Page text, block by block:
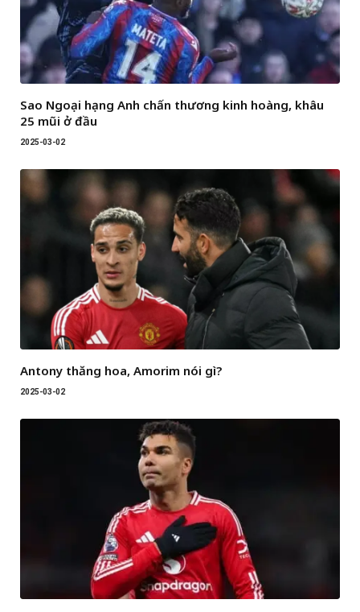
Sao Ngoại hạng Anh chấn thương kinh hoàng, khâu
25 mũi ở đầu
2025-03-02
Antony thăng hoa, Amorim nói gì?
2025-03-02